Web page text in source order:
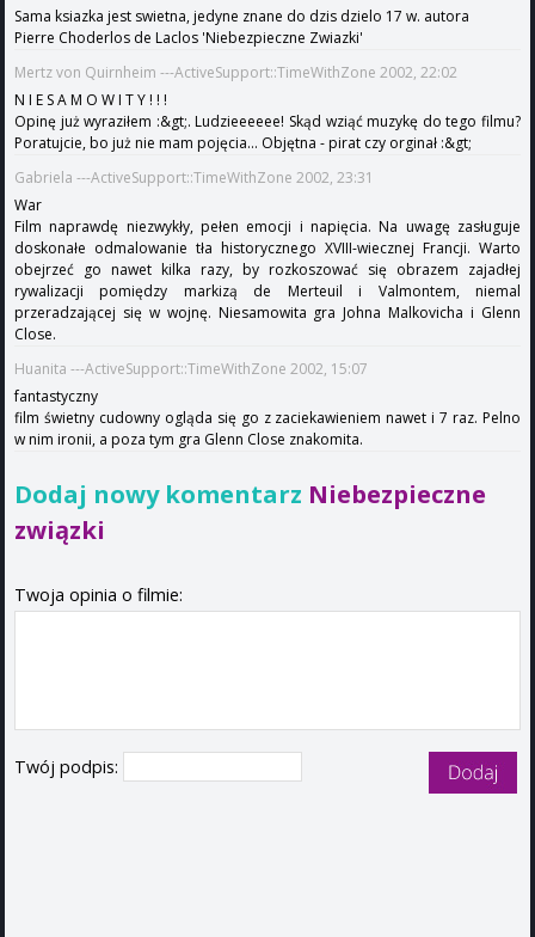
Sama ksiazka jest swietna, jedyne znane do dzis dzielo 17 w. autora
Pierre Choderlos de Laclos 'Niebezpieczne Zwiazki'
Mertz von Quirnheim ---ActiveSupport::TimeWithZone 2002, 22:02
N I E S A M O W I T Y ! ! !
Opinę już wyraziłem :&gt;. Ludzieeeeee! Skąd wziąć muzykę do tego filmu?
Poratujcie, bo już nie mam pojęcia... Objętna - pirat czy orginał :&gt;
Gabriela ---ActiveSupport::TimeWithZone 2002, 23:31
War
Film naprawdę niezwykły, pełen emocji i napięcia. Na uwagę zasługuje
doskonałe odmalowanie tła historycznego XVIII-wiecznej Francji. Warto
obejrzeć go nawet kilka razy, by rozkoszować się obrazem zajadłej
rywalizacji pomiędzy markizą de Merteuil i Valmontem, niemal
przeradzającej się w wojnę. Niesamowita gra Johna Malkovicha i Glenn
Close.
Huanita ---ActiveSupport::TimeWithZone 2002, 15:07
fantastyczny
film świetny cudowny ogląda się go z zaciekawieniem nawet i 7 raz. Pelno
w nim ironii, a poza tym gra Glenn Close znakomita.
Dodaj nowy komentarz Niebezpieczne
związki
Twoja opinia o filmie:
Twój podpis: